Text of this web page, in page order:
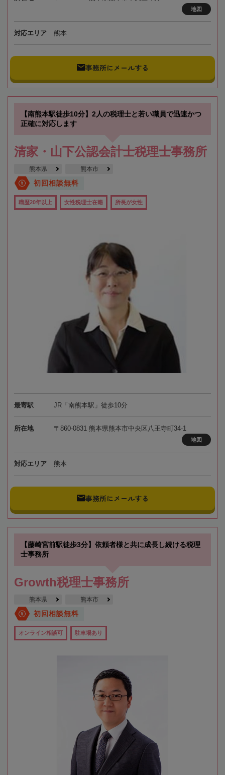
地図
対応エリア 熊本
事務所にメールする
【南熊本駅徒歩10分】2人の税理士と若い職員で迅速かつ
正確に対応します
清家・山下公認会計士税理士事務所
熊本県 熊本市
初回相談無料
職歴20年以上 女性税理士在籍 所長が女性
最寄駅 JR「南熊本駅」徒歩10分
所在地 〒860-0831 熊本県熊本市中央区八王寺町34-1
地図
対応エリア 熊本
事務所にメールする
【藤崎宮前駅徒歩3分】依頼者様と共に成長し続ける税理
士事務所
Growth税理士事務所
熊本県 熊本市
初回相談無料
オンライン相談可 駐車場あり